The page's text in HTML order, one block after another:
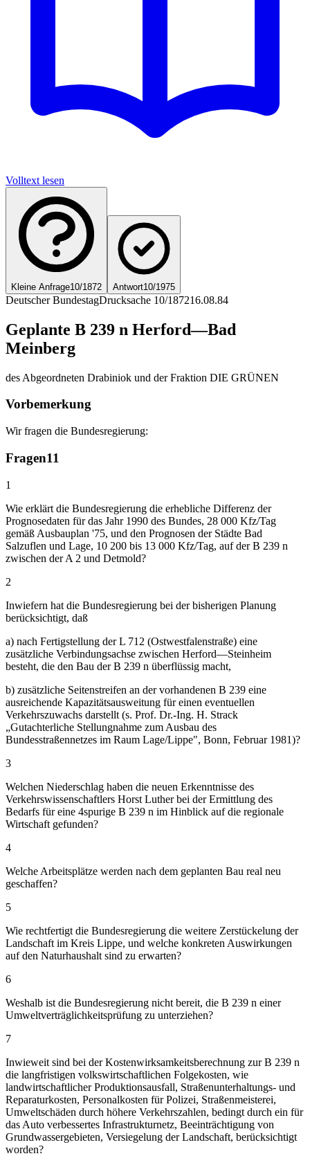
Volltext lesen
Kleine Anfrage10/1872 Antwort10/1975
Deutscher BundestagDrucksache 10/187216.08.84
Geplante B 239 n Herford—Bad
Meinberg
des Abgeordneten Drabiniok und der Fraktion DIE GRÜNEN
Vorbemerkung
Wir fragen die Bundesregierung:
Fragen11
1
Wie erklärt die Bundesregierung die erhebliche Differenz der
Prognosedaten für das Jahr 1990 des Bundes, 28 000 Kfz/Tag
gemäß Ausbauplan '75, und den Prognosen der Städte Bad
Salzuflen und Lage, 10 200 bis 13 000 Kfz/Tag, auf der B 239 n
zwischen der A 2 und Detmold?
2
Inwiefern hat die Bundesregierung bei der bisherigen Planung
berücksichtigt, daß
a) nach Fertigstellung der L 712 (Ostwestfalenstraße) eine
zusätzliche Verbindungsachse zwischen Herford—Steinheim
besteht, die den Bau der B 239 n überflüssig macht,
b) zusätzliche Seitenstreifen an der vorhandenen B 239 eine
ausreichende Kapazitätsausweitung für einen eventuellen
Verkehrszuwachs darstellt (s. Prof. Dr.-Ing. H. Strack
„Gutachterliche Stellungnahme zum Ausbau des
Bundesstraßennetzes im Raum Lage/Lippe", Bonn, Februar 1981)?
3
Welchen Niederschlag haben die neuen Erkenntnisse des
Verkehrswissenschaftlers Horst Luther bei der Ermittlung des
Bedarfs für eine 4spurige B 239 n im Hinblick auf die regionale
Wirtschaft gefunden?
4
Welche Arbeitsplätze werden nach dem geplanten Bau real neu
geschaffen?
5
Wie rechtfertigt die Bundesregierung die weitere Zerstückelung der
Landschaft im Kreis Lippe, und welche konkreten Auswirkungen
auf den Naturhaushalt sind zu erwarten?
6
Weshalb ist die Bundesregierung nicht bereit, die B 239 n einer
Umweltverträglichkeitsprüfung zu unterziehen?
7
Inwieweit sind bei der Kostenwirksamkeitsberechnung zur B 239 n
die langfristigen volkswirtschaftlichen Folgekosten, wie
landwirtschaftlicher Produktionsausfall, Straßenunterhaltungs- und
Reparaturkosten, Personalkosten für Polizei, Straßenmeisterei,
Umweltschäden durch höhere Verkehrszahlen, bedingt durch ein für
das Auto verbessertes Infrastrukturnetz, Beeinträchtigung von
Grundwassergebieten, Versiegelung der Landschaft, berücksichtigt
worden?